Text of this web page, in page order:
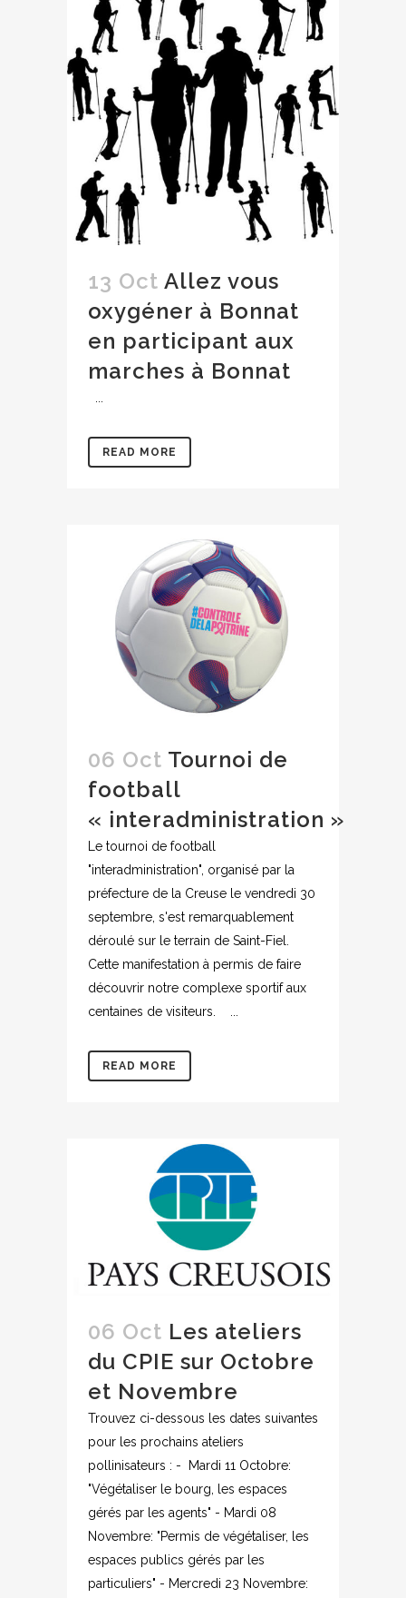
13 Oct Allez vous
oxygéner à Bonnat
en participant aux
marches à Bonnat
READ MORE
06 Oct Tournoi de
football
« interadministration »
Le tournoi de football
"interadministration", organisé par la
préfecture de la Creuse le vendredi 30
septembre, s'est remarquablement
déroulé sur le terrain de Saint-Fiel.
Cette manifestation à permis de faire
découvrir notre complexe sportif aux
centaines de visiteurs. ...
READ MORE
06 Oct Les ateliers
du CPIE sur Octobre
et Novembre
Trouvez ci-dessous les dates suivantes
pour les prochains ateliers
pollinisateurs : - Mardi 11 Octobre:
"Végétaliser le bourg, les espaces
gérés par les agents" - Mardi 08
Novembre: "Permis de végétaliser, les
espaces publics gérés par les
particuliers" - Mercredi 23 Novembre: